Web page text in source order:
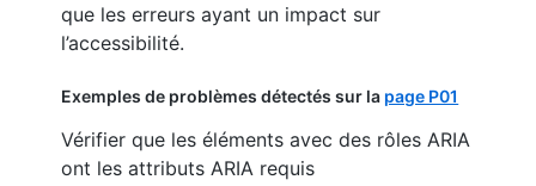
que les erreurs ayant un impact sur
l’accessibilité.
Exemples de problèmes détectés sur la page P01
Vérifier que les éléments avec des rôles ARIA
ont les attributs ARIA requis